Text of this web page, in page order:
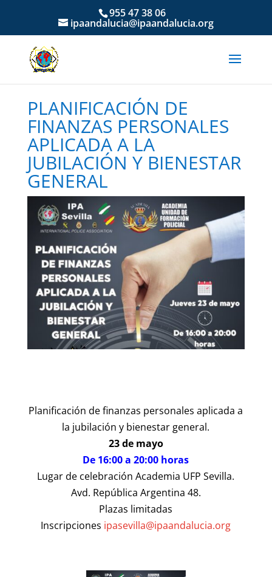
955 47 38 06
ipaandalucia@ipaandalucia.org
PLANIFICACIÓN DE
FINANZAS PERSONALES
APLICADA A LA
JUBILACIÓN Y BIENESTAR
GENERAL
Planificación de finanzas personales aplicada a
la jubilación y bienestar general.
23 de mayo
De 16:00 a 20:00 horas
Lugar de celebración Academia UFP Sevilla.
Avd. República Argentina 48.
Plazas limitadas
Inscripciones ipasevilla@ipaandalucia.org